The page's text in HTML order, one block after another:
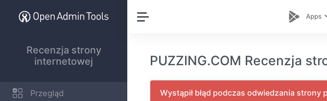
Recenzja strony
internetowej
Przegląd
Apps
PUZZING.COM Recenzja
Wystąpił błąd podczas odwiedzania strony